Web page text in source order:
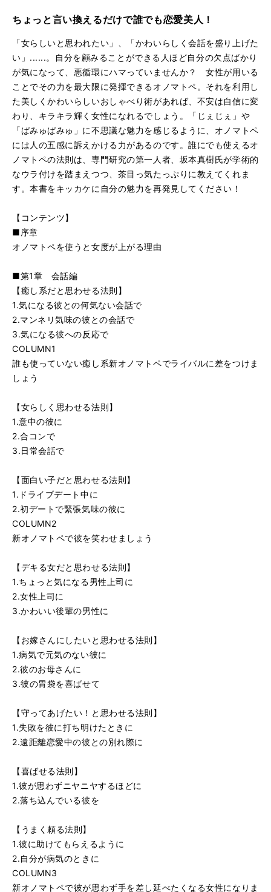
ちょっと言い換えるだけで誰でも恋愛美人！
「女らしいと思われたい」、「かわいらしく会話を盛り上げた
い」......。自分を顧みることができる人ほど自分の欠点ばかり
が気になって、悪循環にハマっていませんか？ 女性が用いる
ことでその力を最大限に発揮できるオノマトペ。それを利用し
た美しくかわいらしいおしゃべり術があれば、不安は自信に変
わり、キラキラ輝く女性になれるでしょう。「じぇじぇ」や
「ぱみゅぱみゅ」に不思議な魅力を感じるように、オノマトペ
には人の五感に訴えかける力があるのです。誰にでも使えるオ
ノマトペの法則は、専門研究の第一人者、坂本真樹氏が学術的
なウラ付けを踏まえつつ、茶目っ気たっぷりに教えてくれま
す。本書をキッカケに自分の魅力を再発見してください！
【コンテンツ】
■序章
オノマトペを使うと女度が上がる理由
■第1章 会話編
【癒し系だと思わせる法則】
1.気になる彼との何気ない会話で
2.マンネリ気味の彼との会話で
3.気になる彼への反応で
COLUMN1
誰も使っていない癒し系新オノマトペでライバルに差をつけま
しょう
【女らしく思わせる法則】
1.意中の彼に
2.合コンで
3.日常会話で
【面白い子だと思わせる法則】
1.ドライブデート中に
2.初デートで緊張気味の彼に
COLUMN2
新オノマトペで彼を笑わせましょう
【デキる女だと思わせる法則】
1.ちょっと気になる男性上司に
2.女性上司に
3.かわいい後輩の男性に
【お嫁さんにしたいと思わせる法則】
1.病気で元気のない彼に
2.彼のお母さんに
3.彼の胃袋を喜ばせて
【守ってあげたい！と思わせる法則】
1.失敗を彼に打ち明けたときに
2.遠距離恋愛中の彼との別れ際に
【喜ばせる法則】
1.彼が思わずニヤニヤするほどに
2.落ち込んでいる彼を
【うまく頼る法則】
1.彼に助けてもらえるように
2.自分が病気のときに
COLUMN3
新オノマトペで彼が思わず手を差し延べたくなる女性になりま